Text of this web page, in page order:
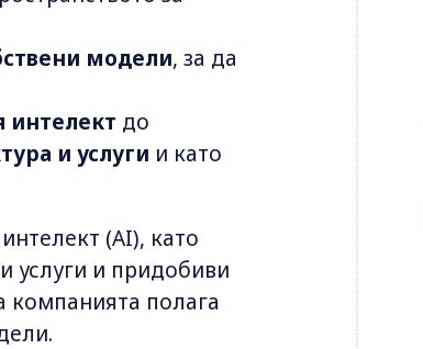
модели, за да
интелект до
и услуги и като
(AI), като
услуги и придобиви
компанията полага